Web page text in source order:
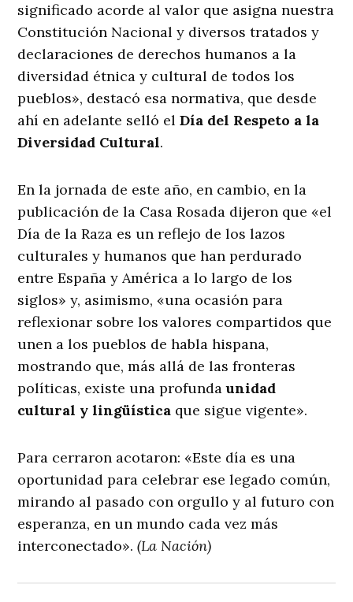
significado acorde al valor que asigna nuestra
Constitución Nacional y diversos tratados y
declaraciones de derechos humanos a la
diversidad étnica y cultural de todos los
pueblos», destacó esa normativa, que desde
ahí en adelante selló elDía del Respeto a la
Diversidad Cultural.
En la jornada de este año, en cambio, en la
publicación de la Casa Rosada dijeron que «el
Día de la Raza es un reflejo de los lazos
culturales y humanos que han perdurado
entre España y América a lo largo de los
siglos» y, asimismo, «una ocasión para
reflexionar sobre los valores compartidos que
unen a los pueblos de habla hispana,
mostrando que, más allá de las fronteras
políticas, existe una profundaunidad
cultural y lingüística que sigue vigente».
Para cerraron acotaron: «Este día es una
oportunidad para celebrar ese legado común,
mirando al pasado con orgullo y al futuro con
esperanza, en un mundo cada vez más
interconectado».(La Nación)